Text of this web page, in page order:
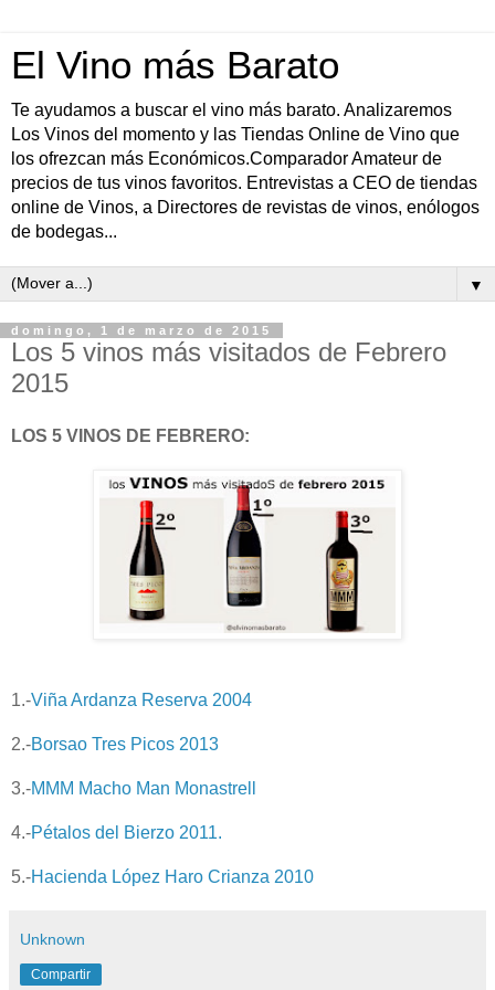
El Vino más Barato
Te ayudamos a buscar el vino más barato. Analizaremos
Los Vinos del momento y las Tiendas Online de Vino que
los ofrezcan más Económicos.Comparador Amateur de
precios de tus vinos favoritos. Entrevistas a CEO de tiendas
online de Vinos, a Directores de revistas de vinos, enólogos
de bodegas...
▼
domingo, 1 de marzo de 2015
Los 5 vinos más visitados de Febrero
2015
LOS 5 VINOS DE FEBRERO:
1.-Viña Ardanza Reserva 2004
2.-Borsao Tres Picos 2013
3.-MMM Macho Man Monastrell
4.-Pétalos del Bierzo 2011.
5.-Hacienda López Haro Crianza 2010
Unknown
Compartir